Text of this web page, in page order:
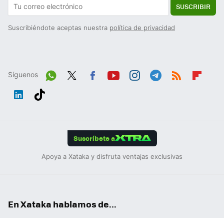
SUSCRIBIR
Suscribiéndote aceptas nuestra política de privacidad
Síguenos
Wh
Suscríbete a
Apoya a Xataka y disfruta ventajas exclusivas
En Xataka hablamos de...